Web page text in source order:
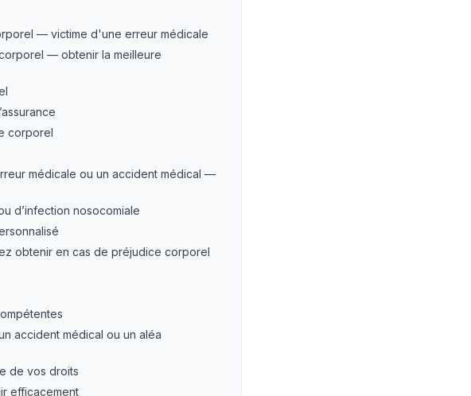
— victime d'une erreur médicale
— obtenir la meilleure
corporel
médicale ou un accident médical —
d’infection nosocomiale
obtenir en cas de préjudice corporel
accident médical ou un aléa
de vos droits
efficacement